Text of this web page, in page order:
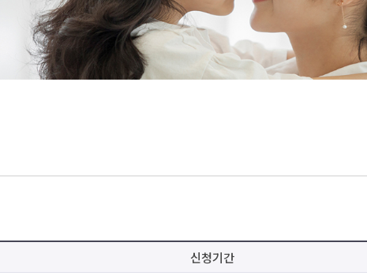
SNS소식
교육제안·강사지원
찾아오시는 길
신청기간